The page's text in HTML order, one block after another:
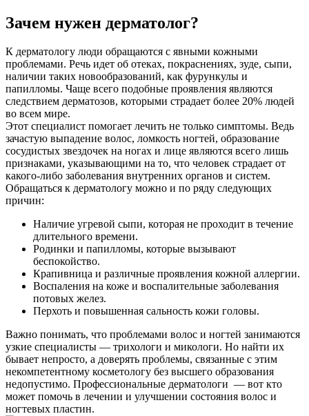
Зачем нужен дерматолог?
К дерматологу люди обращаются с явными кожными
проблемами. Речь идет об отеках, покраснениях, зуде, сыпи,
наличии таких новообразований, как фурункулы и
папилломы. Чаще всего подобные проявления являются
следствием дерматозов, которыми страдает более 20% людей
во всем мире.
Этот специалист помогает лечить не только симптомы. Ведь
зачастую выпадение волос, ломкость ногтей, образование
сосудистых звездочек на ногах и лице являются всего лишь
признаками, указывающими на то, что человек страдает от
какого-либо заболевания внутренних органов и систем.
Обращаться к дерматологу можно и по ряду следующих
причин:
Наличие угревой сыпи, которая не проходит в течение
длительного времени.
Родинки и папилломы, которые вызывают
беспокойство.
Крапивница и различные проявления кожной аллергии.
Воспаления на коже и воспалительные заболевания
потовых желез.
Перхоть и повышенная сальность кожи головы.
Важно понимать, что проблемами волос и ногтей занимаются
узкие специалисты — трихологи и микологи. Но найти их
бывает непросто, а доверять проблемы, связанные с этим
некомпетентному косметологу без высшего образования
недопустимо. Профессиональные дерматологи — вот кто
может помочь в лечении и улучшении состояния волос и
ногтевых пластин.